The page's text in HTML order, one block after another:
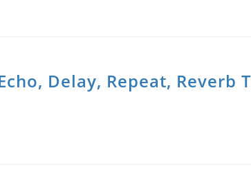
Delay, Repeat, Reverb